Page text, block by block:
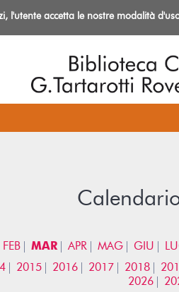
FEB MAR APR MAG GIU
2015 2016 2017 2018
2026
l'utente accetta le nostre modalità